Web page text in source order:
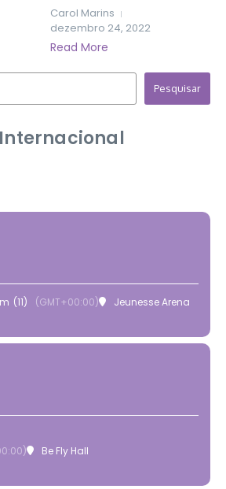
Carol Marins
dezembro 24, 2022
Read More
Pesquisar
(11) (GMT+00:00) Jeunesse Arena
Be Fly Hall